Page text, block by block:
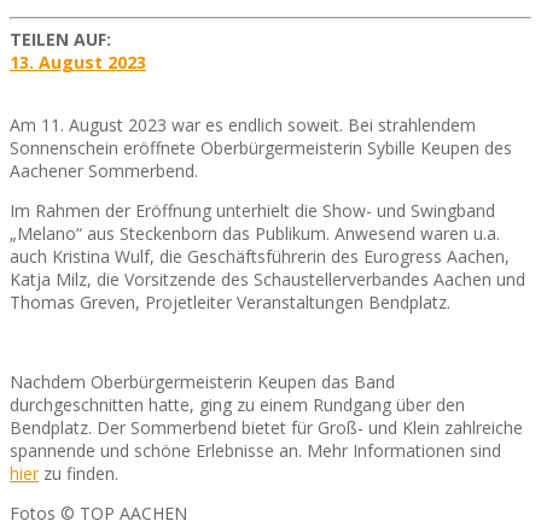
TEILEN AUF:
13. August 2023
Am 11. August 2023 war es endlich soweit. Bei strahlendem
Sonnenschein eröffnete Oberbürgermeisterin Sybille Keupen des
Aachener Sommerbend.
Im Rahmen der Eröffnung unterhielt die Show- und Swingband
„Melano“ aus Steckenborn das Publikum. Anwesend waren u.a.
auch Kristina Wulf, die Geschäftsführerin des Eurogress Aachen,
Katja Milz, die Vorsitzende des Schaustellerverbandes Aachen und
Thomas Greven, Projetleiter Veranstaltungen Bendplatz.
Nachdem Oberbürgermeisterin Keupen das Band
durchgeschnitten hatte, ging zu einem Rundgang über den
Bendplatz. Der Sommerbend bietet für Groß- und Klein zahlreiche
spannende und schöne Erlebnisse an. Mehr Informationen sind
hierzu finden.
Fotos © TOP AACHEN